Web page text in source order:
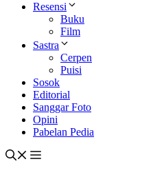
Resensi
Buku
Film
Sastra
Cerpen
Puisi
Sosok
Editorial
Sanggar Foto
Opini
Pabelan Pedia